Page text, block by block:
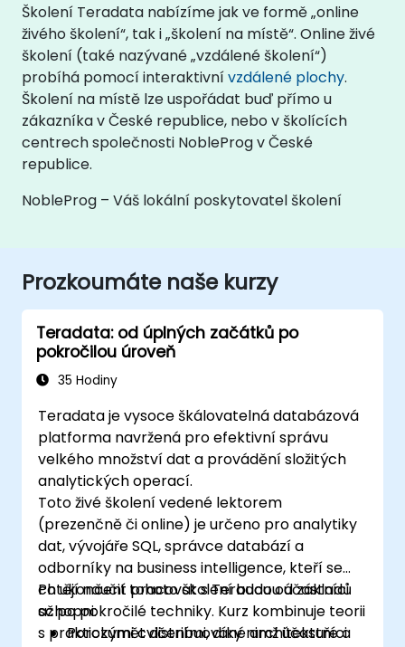
Školení Teradata nabízíme jak ve formě „online
živého školení“, tak i „školení na místě“. Online živé
školení (také nazývané „vzdálené školení“)
probíhá pomocí interaktivnívzdálené plochy.
Školení na místě lze uspořádat buď přímo u
zákazníka v České republice, nebo v školících
centrech společnosti NobleProg v České
republice.
NobleProg – Váš lokální poskytovatel školení
Prozkoumáte naše kurzy
Teradata: od úplných začátků po
pokročilou úroveň
35 Hodiny
Teradata je vysoce škálovatelná databázová
platforma navržená pro efektivní správu
velkého množství dat a provádění složitých
analytických operací.
Toto živé školení vedené lektorem
(prezenčně či online) je určeno pro analytiky
dat, vývojáře SQL, správce databází a
odborníky na business intelligence, kteří se
chtějí naučit pracovat s Teradou od základů
až po pokročilé techniky. Kurz kombinuje teorii
s praktickými cvičeními, díky nimž účastníci
Po ukončení tohoto školení budou účastníci
schopni:
Porozumět distribuované architektuře a